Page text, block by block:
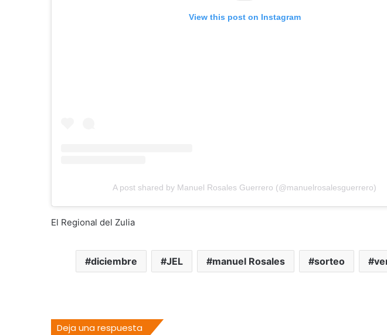
View this post on Instagram
A post shared by Manuel Rosales Guerrero (@manuelrosalesguerrero)
El Regional del Zulia
diciembre JEL manuel Rosales sorteo
Deja una respuesta